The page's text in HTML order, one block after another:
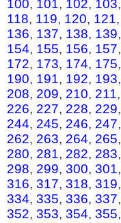
100, 101, 102, 103,
118, 119, 120, 121,
136, 137, 138, 139,
154, 155, 156, 157,
172, 173, 174, 175,
190, 191, 192, 193,
208, 209, 210, 211,
226, 227, 228, 229,
244, 245, 246, 247,
262, 263, 264, 265,
280, 281, 282, 283,
298, 299, 300, 301,
316, 317, 318, 319,
334, 335, 336, 337,
352, 353, 354, 355,